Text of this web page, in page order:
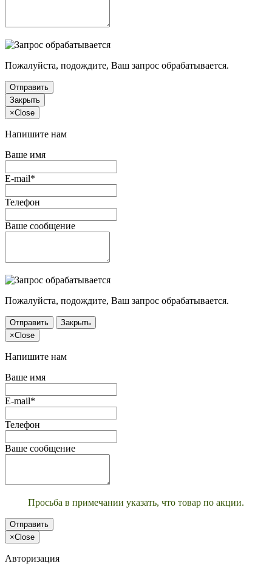
Пожалуйста, подождите, Ваш запрос обрабатывается.
Отправить
Закрыть
×Close
Напишите нам
Ваше имя
E-mail*
Телефон
Ваше сообщение
Пожалуйста, подождите, Ваш запрос обрабатывается.
Отправить
Закрыть
×Close
Напишите нам
Ваше имя
E-mail*
Телефон
Ваше сообщение
Просьба в примечании указать, что товар по акции.
Отправить
×Close
Авторизация